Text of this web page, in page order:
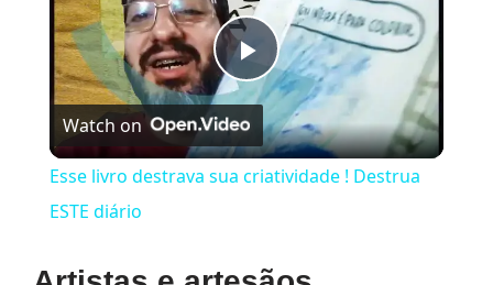
Play
Video
Watch on
Esse livro destrava sua criatividade ! Destrua
ESTE diário